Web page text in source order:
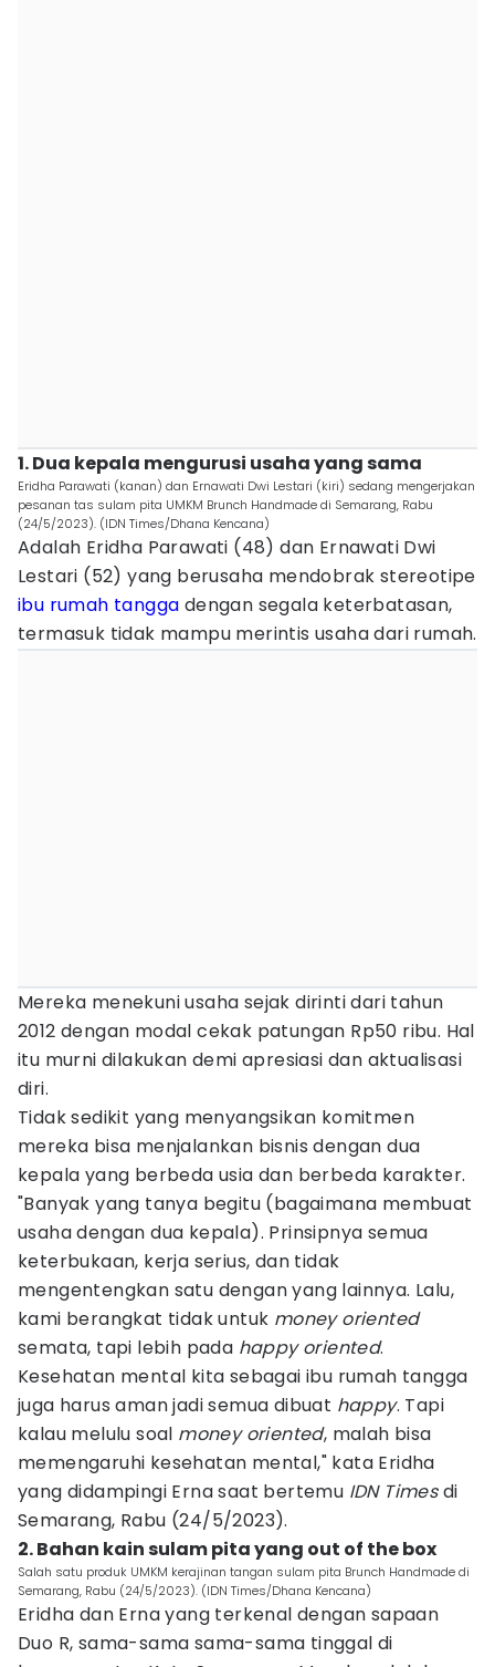
1. Dua kepala mengurusi usaha yang sama
Eridha Parawati (kanan) dan Ernawati Dwi Lestari (kiri) sedang mengerjakan
pesanan tas sulam pita UMKM Brunch Handmade di Semarang, Rabu
(24/5/2023). (IDN Times/Dhana Kencana)
Adalah Eridha Parawati (48) dan Ernawati Dwi
Lestari (52) yang berusaha mendobrak stereotipe
ibu rumah tangga dengan segala keterbatasan,
termasuk tidak mampu merintis usaha dari rumah.
Mereka menekuni usaha sejak dirinti dari tahun
2012 dengan modal cekak patungan Rp50 ribu. Hal
itu murni dilakukan demi apresiasi dan aktualisasi
diri.
Tidak sedikit yang menyangsikan komitmen
mereka bisa menjalankan bisnis dengan dua
kepala yang berbeda usia dan berbeda karakter.
"Banyak yang tanya begitu (bagaimana membuat
usaha dengan dua kepala). Prinsipnya semua
keterbukaan, kerja serius, dan tidak
mengentengkan satu dengan yang lainnya. Lalu,
kami berangkat tidak untuk money oriented
semata, tapi lebih pada happy oriented.
Kesehatan mental kita sebagai ibu rumah tangga
juga harus aman jadi semua dibuat happy. Tapi
kalau melulu soal money oriented, malah bisa
memengaruhi kesehatan mental," kata Eridha
yang didampingi Erna saat bertemu IDN Timesdi
Semarang, Rabu (24/5/2023).
2. Bahan kain sulam pita yang out of the box
Salah satu produk UMKM kerajinan tangan sulam pita Brunch Handmade di
Semarang, Rabu (24/5/2023). (IDN Times/Dhana Kencana)
Eridha dan Erna yang terkenal dengan sapaan
Duo R, sama-sama sama-sama tinggal di